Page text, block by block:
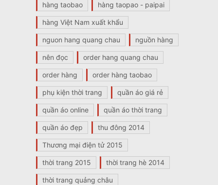
hàng taobao hàng taopao - paipai
hàng Việt Nam xuất khẩu
nguon hang quang chau nguồn hàng
nên đọc order hang quang chau
order hàng order hàng taobao
phụ kiện thời trang quần áo giá rẻ
quần áo online quần áo thời trang
quần áo đẹp thu đông 2014
Thương mại điện tử 2015
thời trang 2015 thời trang hè 2014
thời trang quảng châu